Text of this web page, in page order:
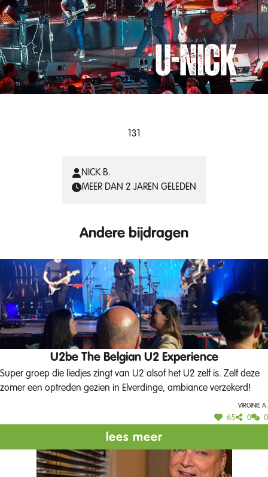
131
NICK B.
MEER DAN 2 JAREN GELEDEN
Andere bijdragen
U2be The Belgian U2 Experience
Super groep die liedjes zingt van U2 alsof het U2 zelf is. Zelf deze
zomer een optreden gezien in Elverdinge, ambiance verzekerd!
Virginie A.
65 0 0
lees meer